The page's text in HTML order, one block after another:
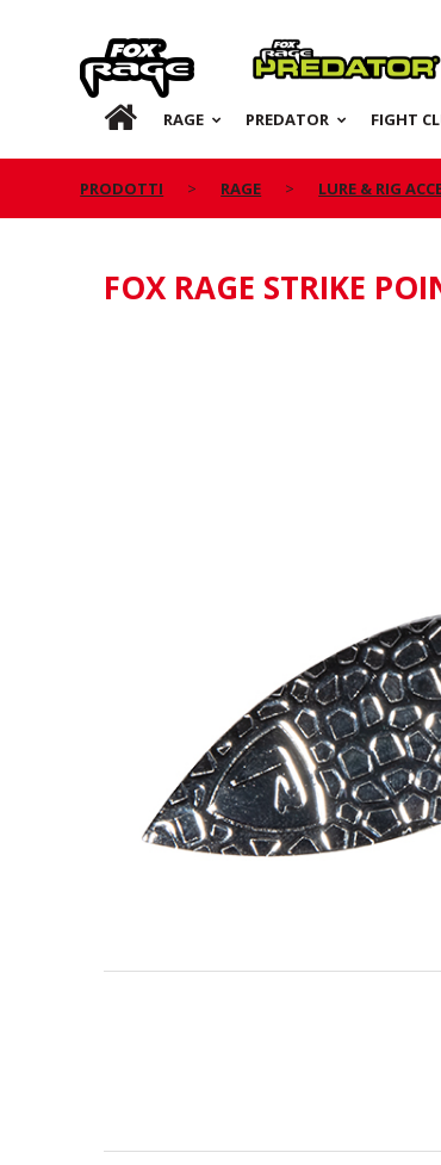
Rage Predator
IT RAGE PREDATOR FIGHT
PRODOTTI RAGE LURE & RIG
FOX RAGE STRIKE